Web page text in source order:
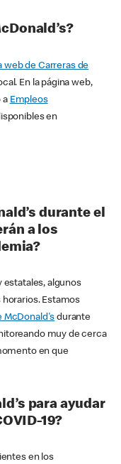
web de Carreras de
En la página web,
a Empleos
en
durante el
a los
estatales, algunos
Estamos
McDonald's durante
muy de cerca
en que
para ayudar
19?
en los